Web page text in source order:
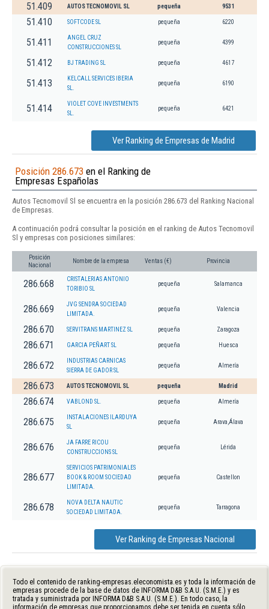
51.409 AUTOS TECNOMOVIL SL pequeña 9531
51.410 SOFTCODE SL pequeña 6220
51.411
ANGEL CRUZ
CONSTRUCCIONES SL
pequeña 4399
51.412 BJ TRADING SL pequeña 4617
51.413
KELCALL SERVICES IBERIA
SL.
pequeña 6190
51.414
VIOLET COVE INVESTMENTS
SL.
pequeña 6421
Ver Ranking de Empresas de Madrid
Posición 286.673 en el Ranking de
Empresas Españolas
Autos Tecnomovil Sl se encuentra en la posición 286.673 del Ranking Nacional
de Empresas.
A continuación podrá consultar la posición en el ranking de Autos Tecnomovil
Sl y empresas con posiciones similares:
Posición
Nacional
Nombre de la empresa Ventas (€) Provincia
286.668
CRISTALERIAS ANTONIO
TORIBIO SL
pequeña Salamanca
286.669
JVG SENDRA SOCIEDAD
LIMITADA.
pequeña Valencia
286.670 SERVITRANS MARTINEZ SL pequeña Zaragoza
286.671 GARCIA PEÑART SL pequeña Huesca
286.672
INDUSTRIAS CARNICAS
SIERRA DE GADOR SL
pequeña Almería
286.673 AUTOS TECNOMOVIL SL pequeña Madrid
286.674 VABLOND SL. pequeña Almería
286.675
INSTALACIONES ILARDUYA
SL
pequeña Arava,Álava
286.676
JA FARRE RICOU
CONSTRUCCIONS SL
pequeña Lérida
286.677
SERVICIOS PATRIMONIALES
BOOK & ROOM SOCIEDAD
LIMITADA.
pequeña Castellon
286.678
NOVA DELTA NAUTIC
SOCIEDAD LIMITADA.
pequeña Tarragona
Ver Ranking de Empresas Nacional
Todo el contenido de ranking-empresas.eleconomista.es y toda la información de
empresas procede de la base de datos de INFORMA D&B S.A.U. (S.M.E.) y es
tratada y suministrada por INFORMA D&B S.A.U. (S.M.E.). En todo caso, la
información de empresas que proporcionamos debe ser tenida en cuenta sólo